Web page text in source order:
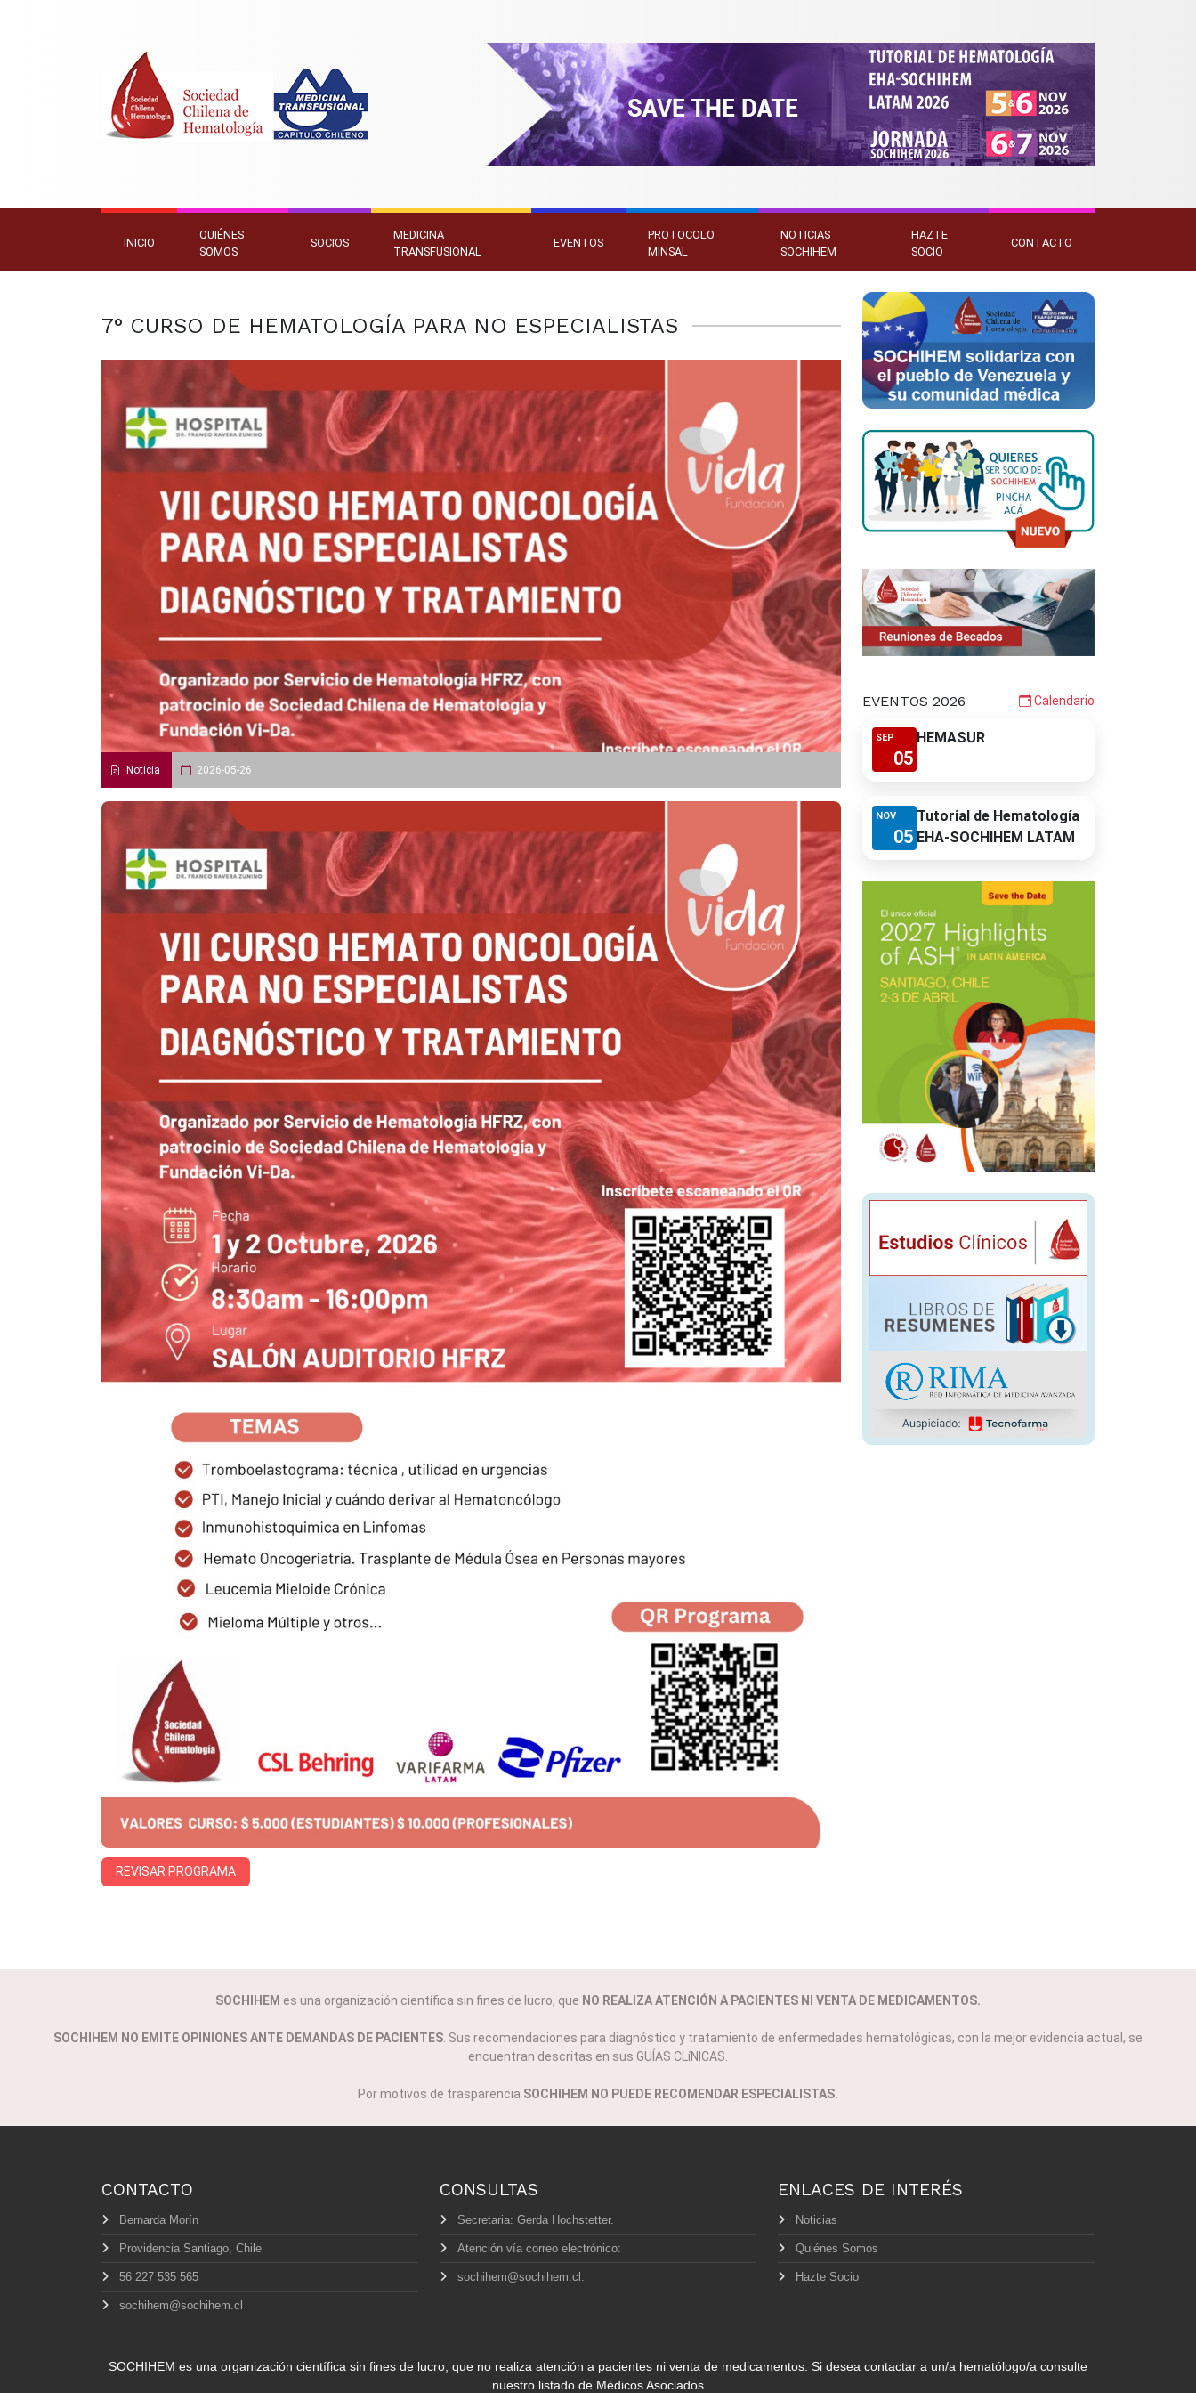
INICIO
QUIÉNES
SOMOS
SOCIOS
MEDICINA
TRANSFUSIONAL
EVENTOS
PROTOCOLO
MINSAL
NOTICIAS
SOCHIHEM
HAZTE
SOCIO
CONTACTO
7° CURSO DE HEMATOLOGÍA PARA NO ESPECIALISTAS
Noticia 2026-05-26
EVENTOS 2026 Calendario
SEP
05
HEMASUR
NOV
05
Tutorial de Hematología
EHA-SOCHIHEM LATAM
SOCHIHEM es una organización científica sin fines de lucro, que NO REALIZA ATENCIÓN A PACIENTES NI VENTA DE MEDICAMENTOS.
SOCHIHEM NO EMITE OPINIONES ANTE DEMANDAS DE PACIENTES . Sus recomendaciones para diagnóstico y tratamiento de enfermedades hematológicas, con la mejor evidencia actual, se
encuentran descritas en sus GUÍAS CLíNICAS.
Por motivos de trasparencia SOCHIHEM NO PUEDE RECOMENDAR ESPECIALISTAS.
CONTACTO
Bernarda Morín
Providencia Santiago, Chile
56 227 535 565
sochihem@sochihem.cl
CONSULTAS
Secretaria: Gerda Hochstetter.
Atención vía correo electrónico:
sochihem@sochihem.cl.
ENLACES DE INTERÉS
Noticias
Quiénes Somos
Hazte Socio
SOCHIHEM es una organización científica sin fines de lucro, que no realiza atención a pacientes ni venta de medicamentos. Si desea contactar a un/a hematólogo/a consulte
nuestro listado de Médicos Asociados